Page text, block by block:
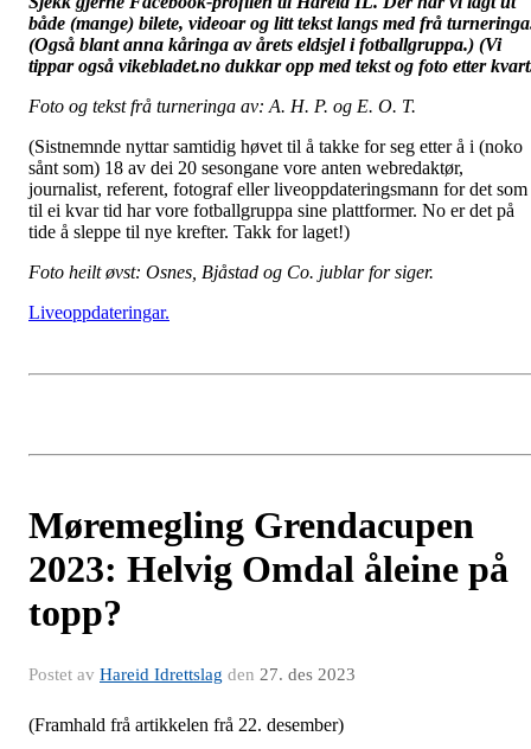
både (mange) bilete, videoar og litt tekst langs med frå
(Også blant anna kåringa av årets eldsjel i fotballgruppa.) (Vi
tippar også vikebladet.no dukkar opp med tekst og foto etter
Foto og tekst frå turneringa av: A. H. P. og E. O. T.
(Sistnemnde nyttar samtidig høvet til å takke for seg etter å i (noko
sånt som) 18 av dei 20 sesongane vore anten webredaktør,
journalist, referent, fotograf eller liveoppdateringsmann for det som
til ei kvar tid har vore fotballgruppa sine plattformer. No er det på
tide å sleppe til nye krefter. Takk for laget!)
Foto heilt øvst: Osnes, Bjåstad og Co. jublar for siger.
Liveoppdateringar.
Møremegling Grendacupen
2023: Helvig Omdal åleine på
topp?
Postet av Hareid Idrettslag den 27. des 2023
(Framhald frå artikkelen frå 22. desember)